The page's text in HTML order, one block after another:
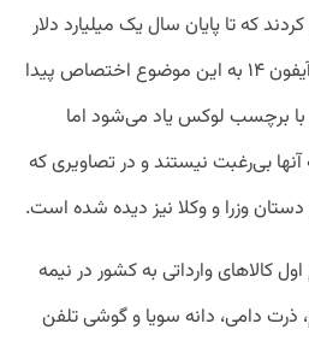
که تا پایان سال یک میلیارد دلار
دیگر نیز احتمالا برای واردات آیفون ۱۴ به این موضوع اختصاص پیدا
با برچسب لوکس یاد می‌شود اما
بی‌رغبت نیستند و در تصاویری که
وزرا و وکلا نیز دیده شده است.
گزارش گمرک ۵ قلم اول کالاهای وارداتی به کشور در نیمه
ذرت دامی، دانه سویا و گوشی تلفن